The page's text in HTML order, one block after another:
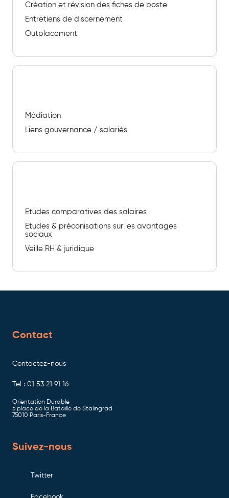
Création et révision des fiches de poste
Entretiens de discernement
Outplacement
Médiation
Liens gouvernance / salariés
Etudes comparatives des salaires
Etudes & préconisations sur les avantages
sociaux
Veille RH & juridique
Contact
Contactez-nous
Tel : 01 53 21 91 16
Orientation Durable
5 place de la Bataille de Stalingrad
75010 Paris-France
Suivez-nous
Twitter